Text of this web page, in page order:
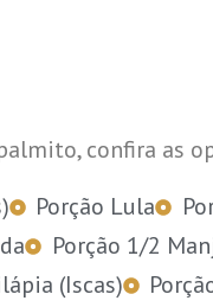
confira as
Porção Lula
Porção 1/2
(Iscas)